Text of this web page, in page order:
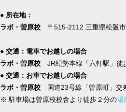
● 所在地：
ラボ・曽原校 〒515-2112 三重県松阪
● 交通：電車でお越しの場合
ラボ・曽原校 JR紀勢本線「六軒駅」
● 交通：お車でお越しの場合
ラボ・曽原校 国道23号線「曽原町」交
※ 駐車場は曽原校校舎より徒歩２分の場